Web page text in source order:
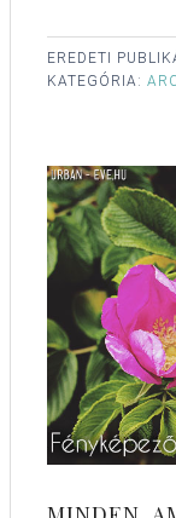
EREDETI
KATEGÓRIA: